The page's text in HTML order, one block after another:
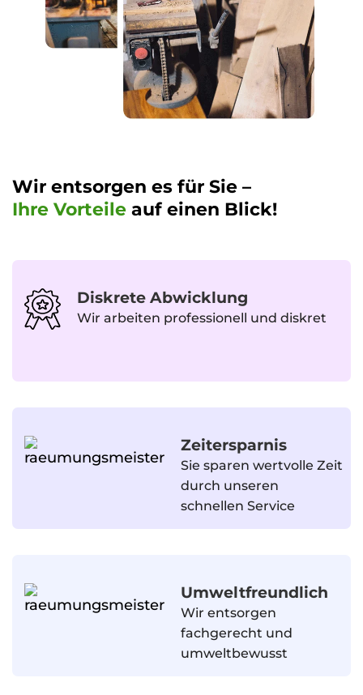
Wir entsorgen es für Sie –
Ihre Vorteile auf einen Blick!
Diskrete Abwicklung
Wir arbeiten professionell und diskret
Zeitersparnis
Sie sparen wertvolle Zeit
durch unseren
schnellen Service
Umweltfreundlich
Wir entsorgen
fachgerecht und
umweltbewusst